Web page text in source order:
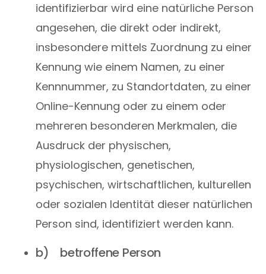
identifizierbar wird eine natürliche Person
angesehen, die direkt oder indirekt,
insbesondere mittels Zuordnung zu einer
Kennung wie einem Namen, zu einer
Kennnummer, zu Standortdaten, zu einer
Online-Kennung oder zu einem oder
mehreren besonderen Merkmalen, die
Ausdruck der physischen,
physiologischen, genetischen,
psychischen, wirtschaftlichen, kulturellen
oder sozialen Identität dieser natürlichen
Person sind, identifiziert werden kann.
b) betroffene Person